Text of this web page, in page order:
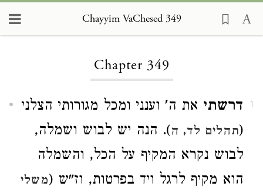
Chayyim VaChesed 349
Chapter 349
1 דרשתי את ה' וענני ומכל מגורותי הצלני
(תהלים לד, ה). הנה יש לבוש ושמלה,
לבוש נקרא המקיף על הכל, והשמלה
הוא מקיף לרגל ויד בפרטות, וז"ש (משלי